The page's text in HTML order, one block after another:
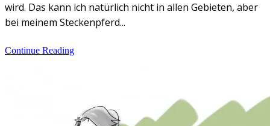
wird. Das kann ich natürlich nicht in allen Gebieten, aber
bei meinem Steckenpferd...
Continue Reading